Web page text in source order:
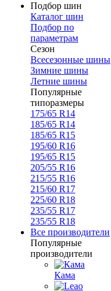
Подбор шин
Каталог шин
Подбор по
параметрам
Сезон
Всесезонные шины
Зимние шины
Летние шины
Популярные
типоразмеры
175/65 R14
185/65 R14
185/65 R15
195/60 R16
195/65 R15
205/55 R16
215/55 R16
215/60 R17
225/60 R18
235/55 R17
235/55 R18
Все производители
Популярные
производители
Кама